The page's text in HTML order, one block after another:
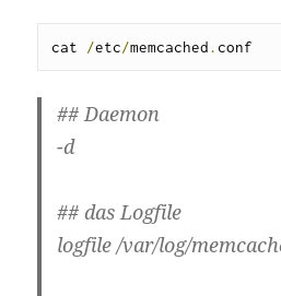
cat /etc/memcached.conf
## Daemon
-d
## das Logfile
logfile /var/log/